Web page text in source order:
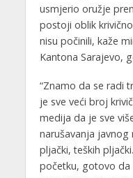
usmjerio oružje
postoji oblik
nisu počinili, kaže
Kantona Sarajevo,
“Znamo da se radi
je sve veći broj
medija da je sve
narušavanja javnog
pljački, teških
početku, gotovo